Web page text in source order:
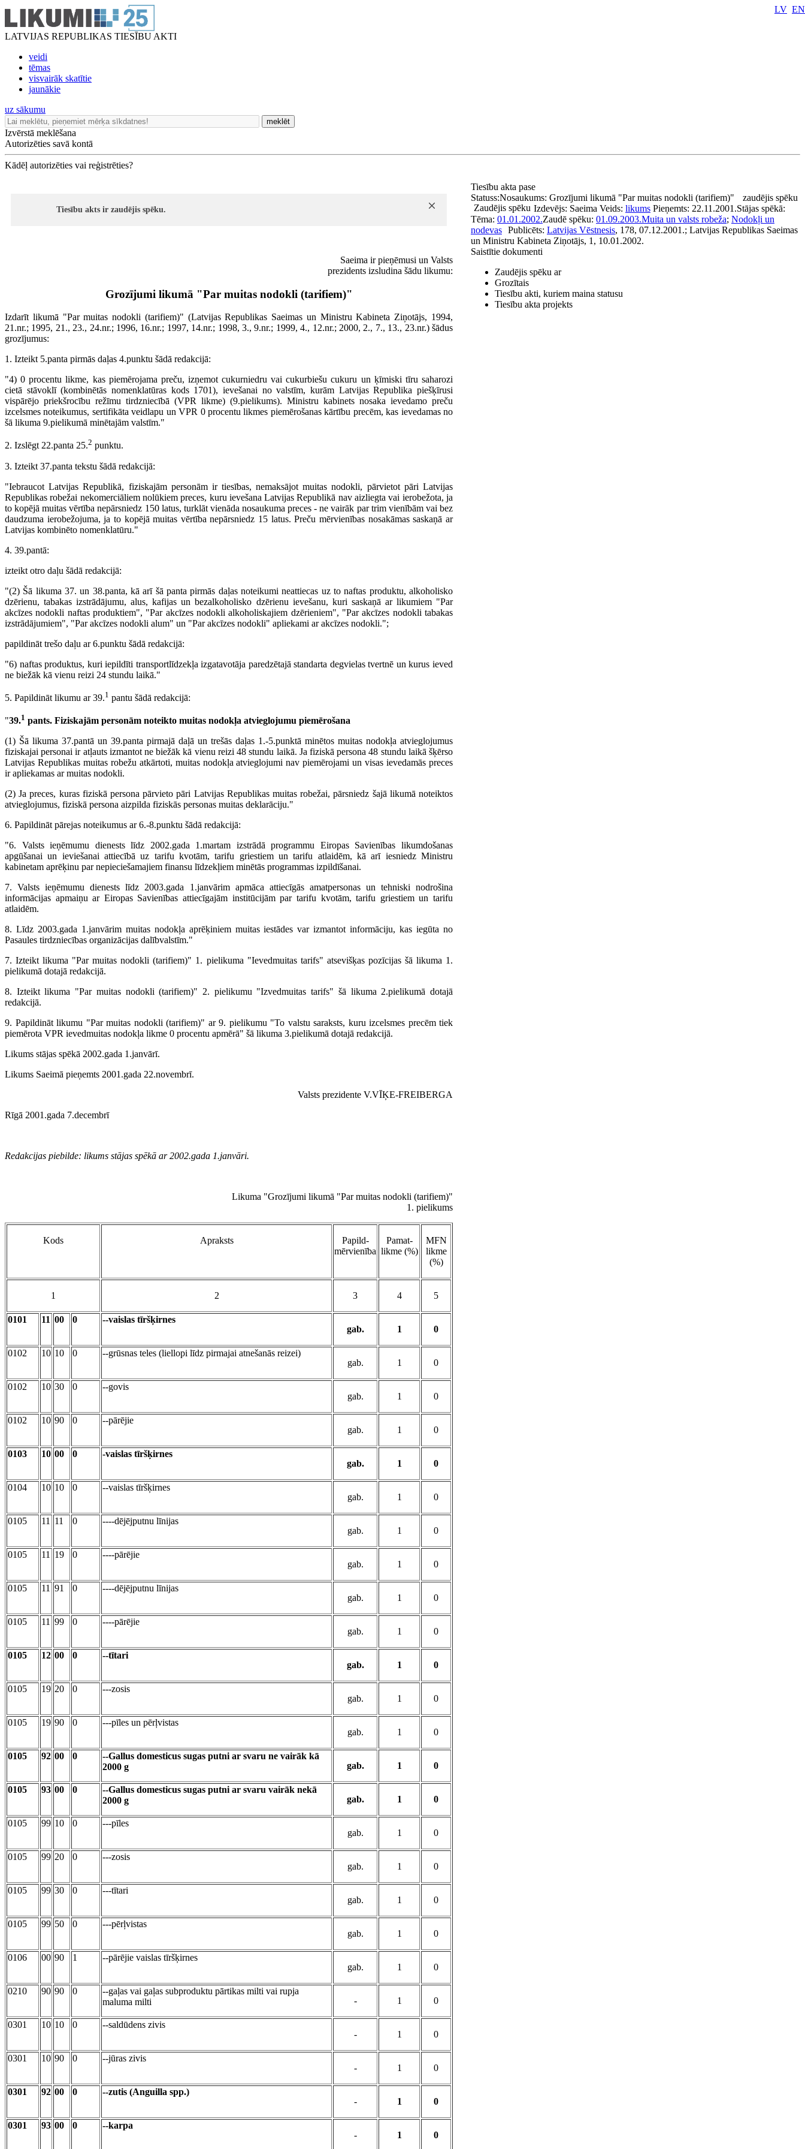
LATVIJAS REPUBLIKAS TIESĪBU AKTI
veidi
tēmas
visvairāk skatītie
jaunākie
LV EN
uz sākumu
meklēt
Izvērstā meklēšana
Autorizēties savā kontā
Kādēļ autorizēties vai reģistrēties?
Tiesību akts ir zaudējis spēku.
Saeima ir pieņēmusi un Valsts
prezidents izsludina šādu likumu:
Grozījumi likumā "Par muitas nodokli (tarifiem)"
Izdarīt likumā "Par muitas nodokli (tarifiem)" (Latvijas Republikas Saeimas un Ministru Kabineta Ziņotājs, 1994,
21.nr.; 1995, 21., 23., 24.nr.; 1996, 16.nr.; 1997, 14.nr.; 1998, 3., 9.nr.; 1999, 4., 12.nr.; 2000, 2., 7., 13., 23.nr.) šādus
grozījumus:
1. Izteikt 5.panta pirmās daļas 4.punktu šādā redakcijā:
"4) 0 procentu likme, kas piemērojama preču, izņemot cukurniedru vai cukurbiešu cukuru un ķīmiski tīru saharozi
cietā stāvoklī (kombinētās nomenklatūras kods 1701), ievešanai no valstīm, kurām Latvijas Republika piešķīrusi
vispārējo priekšrocību režīmu tirdzniecībā (VPR likme) (9.pielikums). Ministru kabinets nosaka ievedamo preču
izcelsmes noteikumus, sertifikāta veidlapu un VPR 0 procentu likmes piemērošanas kārtību precēm, kas ievedamas no
šā likuma 9.pielikumā minētajām valstīm."
2. Izslēgt 22.panta 25.2 punktu.
3. Izteikt 37.panta tekstu šādā redakcijā:
"Iebraucot Latvijas Republikā, fiziskajām personām ir tiesības, nemaksājot muitas nodokli, pārvietot pāri Latvijas
Republikas robežai nekomerciāliem nolūkiem preces, kuru ievešana Latvijas Republikā nav aizliegta vai ierobežota, ja
to kopējā muitas vērtība nepārsniedz 150 latus, turklāt vienāda nosaukuma preces - ne vairāk par trim vienībām vai bez
daudzuma ierobežojuma, ja to kopējā muitas vērtība nepārsniedz 15 latus. Preču mērvienības nosakāmas saskaņā ar
Latvijas kombinēto nomenklatūru."
4. 39.pantā:
izteikt otro daļu šādā redakcijā:
"(2) Šā likuma 37. un 38.panta, kā arī šā panta pirmās daļas noteikumi neattiecas uz to naftas produktu, alkoholisko
dzērienu, tabakas izstrādājumu, alus, kafijas un bezalkoholisko dzērienu ievešanu, kuri saskaņā ar likumiem "Par
akcīzes nodokli naftas produktiem", "Par akcīzes nodokli alkoholiskajiem dzērieniem", "Par akcīzes nodokli tabakas
izstrādājumiem", "Par akcīzes nodokli alum" un "Par akcīzes nodokli" apliekami ar akcīzes nodokli.";
papildināt trešo daļu ar 6.punktu šādā redakcijā:
"6) naftas produktus, kuri iepildīti transportlīdzekļa izgatavotāja paredzētajā standarta degvielas tvertnē un kurus ieved
ne biežāk kā vienu reizi 24 stundu laikā."
5. Papildināt likumu ar 39.1 pantu šādā redakcijā:
"39.1 pants. Fiziskajām personām noteikto muitas nodokļa atvieglojumu piemērošana
(1) Šā likuma 37.pantā un 39.panta pirmajā daļā un trešās daļas 1.-5.punktā minētos muitas nodokļa atvieglojumus
fiziskajai personai ir atļauts izmantot ne biežāk kā vienu reizi 48 stundu laikā. Ja fiziskā persona 48 stundu laikā šķērso
Latvijas Republikas muitas robežu atkārtoti, muitas nodokļa atvieglojumi nav piemērojami un visas ievedamās preces
ir apliekamas ar muitas nodokli.
(2) Ja preces, kuras fiziskā persona pārvieto pāri Latvijas Republikas muitas robežai, pārsniedz šajā likumā noteiktos
atvieglojumus, fiziskā persona aizpilda fiziskās personas muitas deklarāciju."
6. Papildināt pārejas noteikumus ar 6.-8.punktu šādā redakcijā:
"6. Valsts ieņēmumu dienests līdz 2002.gada 1.martam izstrādā programmu Eiropas Savienības likumdošanas
apgūšanai un ieviešanai attiecībā uz tarifu kvotām, tarifu griestiem un tarifu atlaidēm, kā arī iesniedz Ministru
kabinetam aprēķinu par nepieciešamajiem finansu līdzekļiem minētās programmas izpildīšanai.
7. Valsts ieņēmumu dienests līdz 2003.gada 1.janvārim apmāca attiecīgās amatpersonas un tehniski nodrošina
informācijas apmaiņu ar Eiropas Savienības attiecīgajām institūcijām par tarifu kvotām, tarifu griestiem un tarifu
atlaidēm.
8. Līdz 2003.gada 1.janvārim muitas nodokļa aprēķiniem muitas iestādes var izmantot informāciju, kas iegūta no
Pasaules tirdzniecības organizācijas dalībvalstīm."
7. Izteikt likuma "Par muitas nodokli (tarifiem)" 1. pielikuma "Ievedmuitas tarifs" atsevišķas pozīcijas šā likuma 1.
pielikumā dotajā redakcijā.
8. Izteikt likuma "Par muitas nodokli (tarifiem)" 2. pielikumu "Izvedmuitas tarifs" šā likuma 2.pielikumā dotajā
redakcijā.
9. Papildināt likumu "Par muitas nodokli (tarifiem)" ar 9. pielikumu "To valstu saraksts, kuru izcelsmes precēm tiek
piemērota VPR ievedmuitas nodokļa likme 0 procentu apmērā" šā likuma 3.pielikumā dotajā redakcijā.
Likums stājas spēkā 2002.gada 1.janvārī.
Likums Saeimā pieņemts 2001.gada 22.novembrī.
Valsts prezidente V.VĪĶE-FREIBERGA
Rīgā 2001.gada 7.decembrī
Redakcijas piebilde: likums stājas spēkā ar 2002.gada 1.janvāri.
Likuma "Grozījumi likumā "Par muitas nodokli (tarifiem)"
1. pielikums
Kods Apraksts
Papild-
mērvienība
Pamat-
likme (%)
MFN
likme
(%)
1 2 3 4 5
0101 11 00 0
--vaislas tīršķirnes
gab.
1 0
0102 10 10 0
--grūsnas teles (liellopi līdz pirmajai atnešanās reizei)
gab.
1 0
0102 10 30 0
--govis
gab.
1 0
0102 10 90 0
--pārējie
gab.
1 0
0103 10 00 0
-vaislas tīršķirnes
gab.
1 0
0104 10 10 0
--vaislas tīršķirnes
gab.
1 0
0105 11 11 0
----dējējputnu līnijas
gab.
1 0
0105 11 19 0
----pārējie
gab.
1 0
0105 11 91 0
----dējējputnu līnijas
gab.
1 0
0105 11 99 0
----pārējie
gab.
1 0
0105 12 00 0
--tītari
gab.
1 0
0105 19 20 0
---zosis
gab.
1 0
0105 19 90 0
---pīles un pērļvistas
gab.
1 0
0105 92 00 0
--Gallus domesticus sugas putni ar svaru ne vairāk kā
2000 g
gab. 1 0
0105 93 00 0
--Gallus domesticus sugas putni ar svaru vairāk nekā
2000 g
gab. 1 0
0105 99 10 0
---pīles
gab.
1 0
0105 99 20 0
---zosis
gab.
1 0
0105 99 30 0
---tītari
gab.
1 0
0105 99 50 0
---pērļvistas
gab.
1 0
0106 00 90 1
--pārējie vaislas tīršķirnes
gab.
1 0
0210 90 90 0
--gaļas vai gaļas subproduktu pārtikas milti vai rupja
maluma milti
- 1 0
0301 10 10 0
--saldūdens zivis
-
1 0
0301 10 90 0
--jūras zivis
-
1 0
0301 92 00 0
--zutis (Anguilla spp.)
-
1 0
0301 93 00 0
--karpa
-
1 0
Tiesību akta pase
Nosaukums: Grozījumi likumā "Par muitas nodokli (tarifiem)"
Statuss:
Zaudējis spēku
zaudējis spēku
Izdevējs: Saeima Veids: likums Pieņemts: 22.11.2001.Stājas spēkā:
01.01.2002.Zaudē spēku: 01.09.2003.
Tēma: Muita un valsts robeža; Nodokļi un
nodevas Publicēts: Latvijas Vēstnesis, 178, 07.12.2001.; Latvijas Republikas Saeimas
un Ministru Kabineta Ziņotājs, 1, 10.01.2002.
Saistītie dokumenti
Zaudējis spēku ar
Grozītais
Tiesību akti, kuriem maina statusu
Tiesību akta projekts